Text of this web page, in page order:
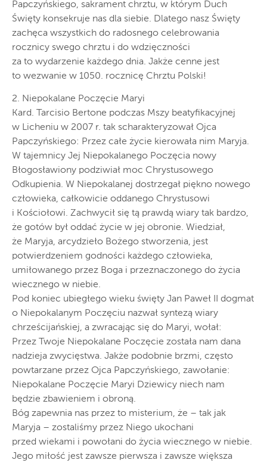
Papczyńskiego, sakrament chrztu, w którym Duch
Święty konsekruje nas dla siebie. Dlatego nasz Święty
zachęca wszystkich do radosnego celebrowania
rocznicy swego chrztu i do wdzięczności
za to wydarzenie każdego dnia. Jakże cenne jest
to wezwanie w 1050. rocznicę Chrztu Polski!
2. Niepokalane Poczęcie Maryi
Kard. Tarcisio Bertone podczas Mszy beatyfikacyjnej
w Licheniu w 2007 r. tak scharakteryzował Ojca
Papczyńskiego: Przez całe życie kierowała nim Maryja.
W tajemnicy Jej Niepokalanego Poczęcia nowy
Błogosławiony podziwiał moc Chrystusowego
Odkupienia. W Niepokalanej dostrzegał piękno nowego
człowieka, całkowicie oddanego Chrystusowi
i Kościołowi. Zachwycił się tą prawdą wiary tak bardzo,
że gotów był oddać życie w jej obronie. Wiedział,
że Maryja, arcydzieło Bożego stworzenia, jest
potwierdzeniem godności każdego człowieka,
umiłowanego przez Boga i przeznaczonego do życia
wiecznego w niebie.
Pod koniec ubiegłego wieku święty Jan Paweł II dogmat
o Niepokalanym Poczęciu nazwał syntezą wiary
chrześcijańskiej, a zwracając się do Maryi, wołał:
Przez Twoje Niepokalane Poczęcie została nam dana
nadzieja zwycięstwa. Jakże podobnie brzmi, często
powtarzane przez Ojca Papczyńskiego, zawołanie:
Niepokalane Poczęcie Maryi Dziewicy niech nam
będzie zbawieniem i obroną.
Bóg zapewnia nas przez to misterium, że – tak jak
Maryja – zostaliśmy przez Niego ukochani
przed wiekami i powołani do życia wiecznego w niebie.
Jego miłość jest zawsze pierwsza i zawsze większa